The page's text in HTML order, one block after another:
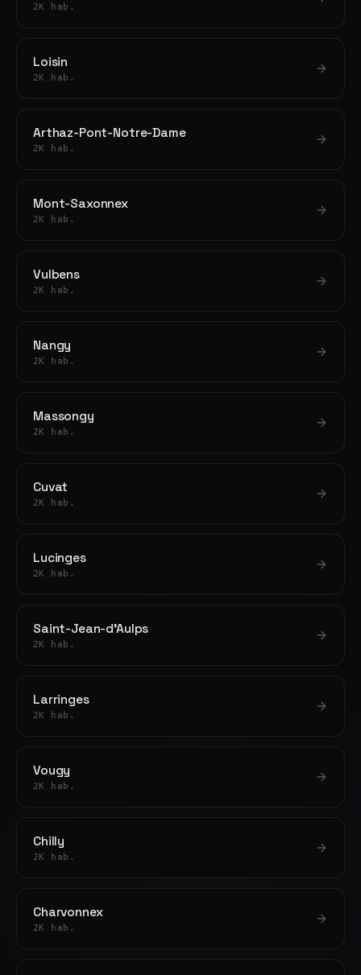
2K hab.
Loisin
2K hab.
Arthaz-Pont-Notre-Dame
2K hab.
Mont-Saxonnex
2K hab.
Vulbens
2K hab.
Nangy
2K hab.
Massongy
2K hab.
Cuvat
2K hab.
Lucinges
2K hab.
Saint-Jean-d'Aulps
2K hab.
Larringes
2K hab.
Vougy
2K hab.
Chilly
2K hab.
Charvonnex
2K hab.